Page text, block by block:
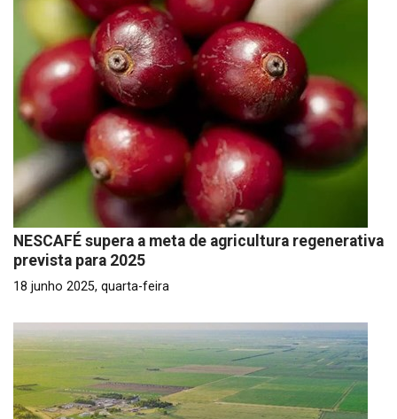
NESCAFÉ supera a meta de agricultura regenerativa
prevista para 2025
18 junho 2025, quarta-feira